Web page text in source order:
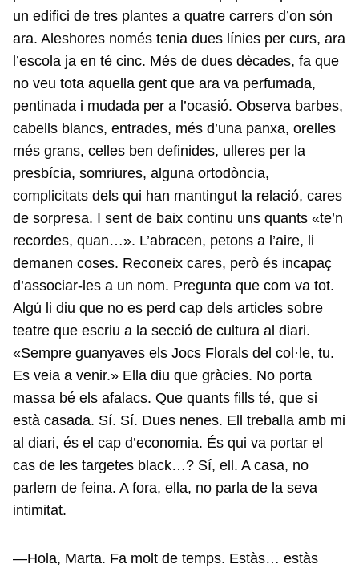
un edifici de tres plantes a quatre carrers d’on són
ara. Aleshores només tenia dues línies per curs, ara
l’escola ja en té cinc. Més de dues dècades, fa que
no veu tota aquella gent que ara va perfumada,
pentinada i mudada per a l’ocasió. Observa barbes,
cabells blancs, entrades, més d’una panxa, orelles
més grans, celles ben definides, ulleres per la
presbícia, somriures, alguna ortodòncia,
complicitats dels qui han mantingut la relació, cares
de sorpresa. I sent de baix continu uns quants «te’n
recordes, quan…». L’abracen, petons a l’aire, li
demanen coses. Reconeix cares, però és incapaç
d’associar-les a un nom. Pregunta que com va tot.
Algú li diu que no es perd cap dels articles sobre
teatre que escriu a la secció de cultura al diari.
«Sempre guanyaves els Jocs Florals del col·le, tu.
Es veia a venir.» Ella diu que gràcies. No porta
massa bé els afalacs. Que quants fills té, que si
està casada. Sí. Sí. Dues nenes. Ell treballa amb mi
al diari, és el cap d’economia. És qui va portar el
cas de les targetes black…? Sí, ell. A casa, no
parlem de feina. A fora, ella, no parla de la seva
intimitat.
—Hola, Marta. Fa molt de temps. Estàs… estàs